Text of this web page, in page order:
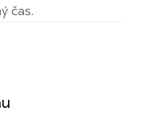
čas.